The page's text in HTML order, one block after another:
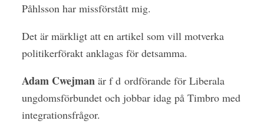
Påhlsson har missförstått mig.
Det är märkligt att en artikel som vill motverka
politikerförakt anklagas för detsamma.
Adam Cwejman är f d ordförande för Liberala
ungdomsförbundet och jobbar idag på Timbro med
integrationsfrågor.